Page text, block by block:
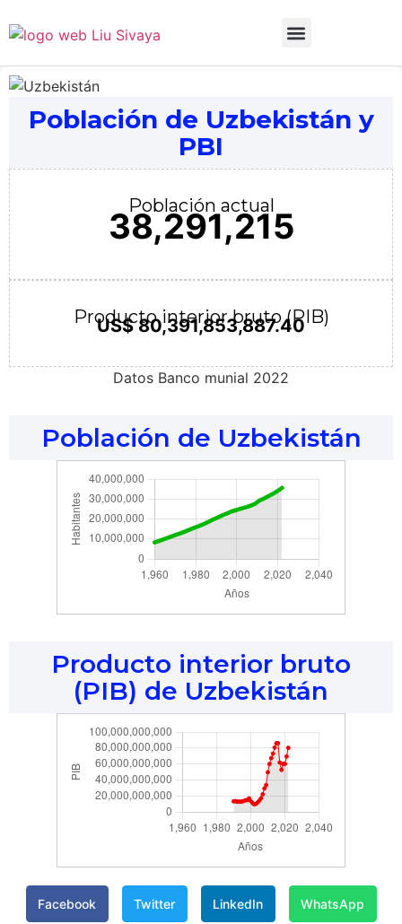
Población de Uzbekistán y
PBI
Población actual
38,291,215
Producto interior bruto (PIB)
US$ 80,391,853,887.40
Datos Banco munial 2022
Población de Uzbekistán
Producto interior bruto
(PIB) de Uzbekistán
Facebook Twitter LinkedIn WhatsApp